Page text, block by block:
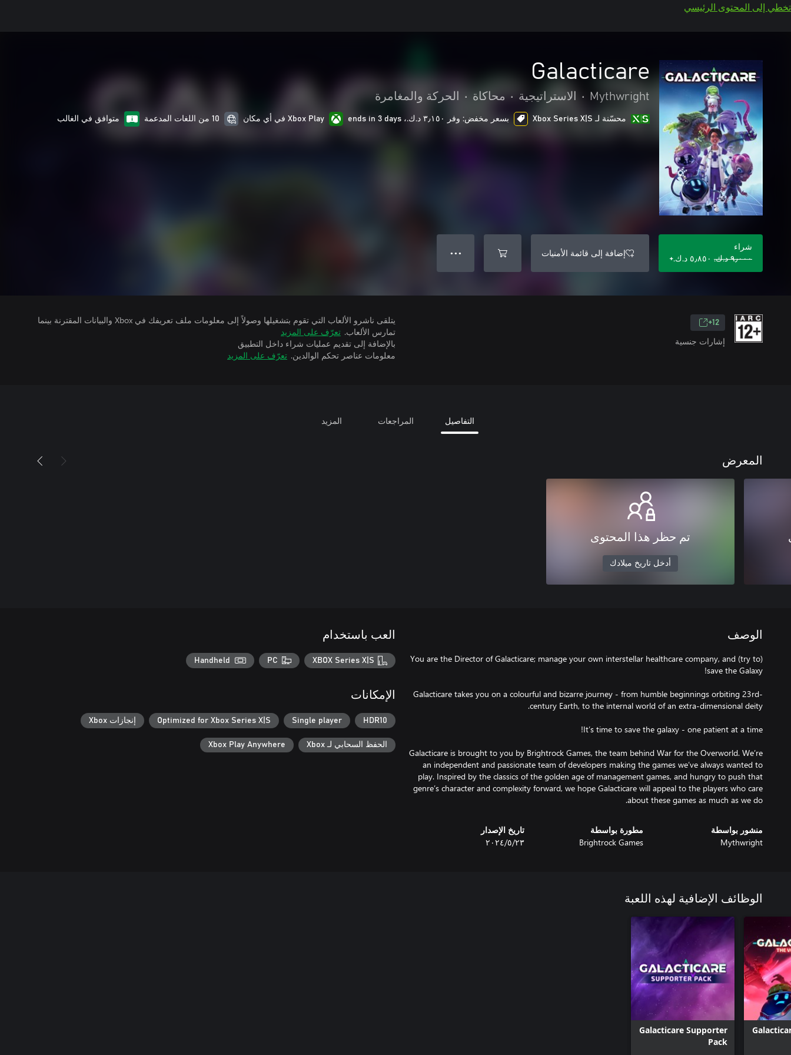
تخطي إلى المحتوى الرئيسي
Galacticare
Mythwright
• الاستراتيجية • محاكاة • الحركة والمغامرة
محسّنة لـ Xbox Series X|S بسعر مخفض: وفر ٣٫١٥٠ د.ك.‏، ends in 3 days Xbox Play في أي مكان 10 من اللغات المدعمة متوافق في الغالب
شراء
٩٫٠٠٠ د.ك.‏
٥٫٨٥٠ د.ك.‏+
إضافة إلى قائمة الأمنيات ● ● ●
12+
إشارات جنسية
يتلقى ناشرو الألعاب التي تقوم بتشغيلها وصولاً إلى معلومات ملف تعريفك في Xbox والبيانات المقترنة بينما
تمارس الألعاب. تعرّف على المزيد
بالإضافة إلى تقديم عمليات شراء داخل التطبيق
معلومات عناصر تحكم الوالدين. تعرّف على المزيد
التفاصيل المراجعات المزيد
المعرض
تم حظر هذا المحتوى
أدخل تاريخ ميلادك
الوصف
You are the Director of Galacticare; manage your own interstellar healthcare company, and (try to)
Galacticare takes you on a colourful and bizarre journey - from humble beginnings orbiting 23rd-
Galacticare is brought to you by Brightrock Games, the team behind War for the Overworld. We’re
an independent and passionate team of developers making the games we’ve always wanted to
play. Inspired by the classics of the golden age of management games, and hungry to push that
genre’s character and complexity forward, we hope Galacticare will appeal to the players who care
about these games as much as we do.
منشور بواسطة
Mythwright
مطورة بواسطة
Brightrock Games
تاريخ الإصدار
٢٣‏/٥‏/٢٠٢٤
العب باستخدام
XBOX Series X|S
PC
Handheld
الإمكانات
HDR10
Single player
Optimized for Xbox Series X|S إنجازات Xbox
الحفظ السحابي لـ Xbox Xbox Play Anywhere
الوظائف الإضافية لهذه اللعبة
Galacticare Supporter
Pack